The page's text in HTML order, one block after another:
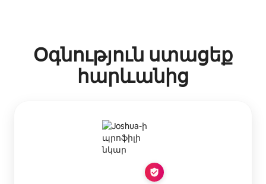
Օգնություն ստացեք
հարևանից